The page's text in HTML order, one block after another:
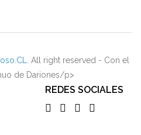
. All right reserved - Con el
de Dariones/p>
REDES SOCIALES